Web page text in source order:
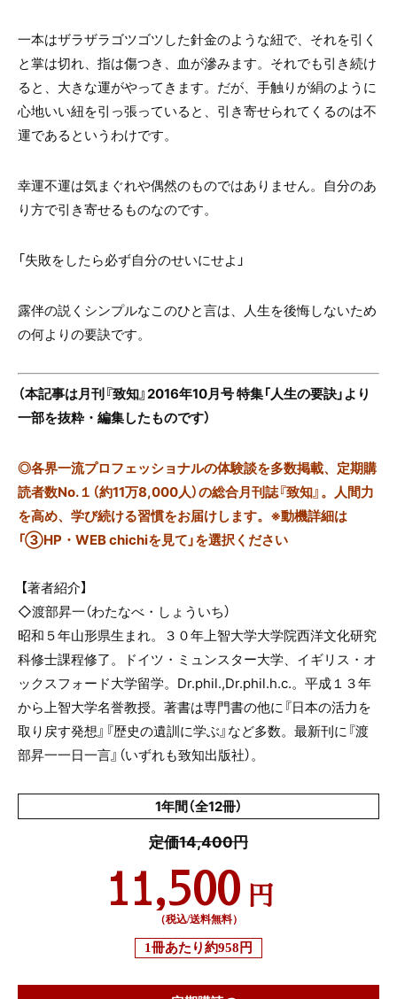
一本はザラザラゴツゴツした針金のような紐で、それを引く
と掌は切れ、指は傷つき、血が滲みます。それでも引き続け
ると、大きな運がやってきます。だが、手触りが絹のように
心地いい紐を引っ張っていると、引き寄せられてくるのは不
運であるというわけです。
幸運不運は気まぐれや偶然のものではありません。自分のあ
り方で引き寄せるものなのです。
「失敗をしたら必ず自分のせいにせよ」
露伴の説くシンプルなこのひと言は、人生を後悔しないため
の何よりの要訣です。
（本記事は月刊『致知』2016年10月号 特集「人生の要訣」より
一部を抜粋・編集したものです）
◎各界一流プロフェッショナルの体験談を多数掲載、定期購
読者数No.１（約11万8,000人）の総合月刊誌『致知』。人間力
を高め、学び続ける習慣をお届けします。※動機詳細は
「③HP・WEB chichiを見て」を選択ください
【著者紹介】
◇渡部昇一（わたなべ・しょういち）
昭和５年山形県生まれ。３０年上智大学大学院西洋文化研究
科修士課程修了。ドイツ・ミュンスター大学、イギリス・オ
ックスフォード大学留学。 Dr.phil.,Dr.phil.h.c.。平成１３年
から上智大学名誉教授。著書は専門書の他に『日本の活力を
取り戻す発想』『歴史の遺訓に学ぶ』など多数。最新刊に『渡
部昇一一日一言』（いずれも致知出版社）。
1年間（全12冊）
定価14,400円
11,500 円
（税込/送料無料）
1冊あたり約958円